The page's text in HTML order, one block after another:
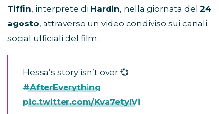
Tiffin, interprete di Hardin, nella giornata del 24
agosto, attraverso un video condiviso sui canali
social ufficiali del film:
Hessa’s story isn’t over 💞
#AfterEverything
pic.twitter.com/Kva7etyIVi